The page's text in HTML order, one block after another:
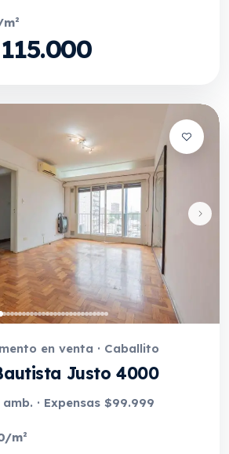
en venta · Caballito
Justo 4000
amb. · Expensas $99.999
m²